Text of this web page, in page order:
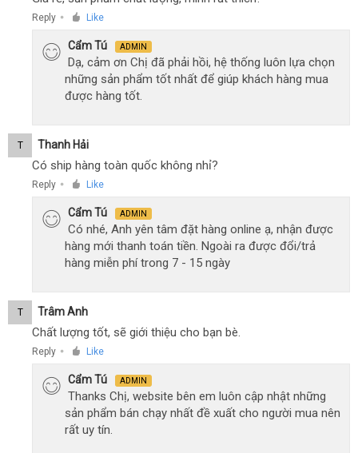
Reply ● Like
Cẩm Tú ADMIN
Dạ, cảm ơn Chị đã phải hồi, hệ thống luôn lựa chọn
những sản phẩm tốt nhất để giúp khách hàng mua
được hàng tốt.
T Thanh Hải
Có ship hàng toàn quốc không nhỉ?
Reply ● Like
Cẩm Tú ADMIN
Có nhé, Anh yên tâm đặt hàng online ạ, nhận được
hàng mới thanh toán tiền. Ngoài ra được đổi/trả
hàng miễn phí trong 7 - 15 ngày
T Trâm Anh
Chất lượng tốt, sẽ giới thiệu cho bạn bè.
Reply ● Like
Cẩm Tú ADMIN
Thanks Chị, website bên em luôn cập nhật những
sản phẩm bán chạy nhất đề xuất cho người mua nên
rất uy tín.